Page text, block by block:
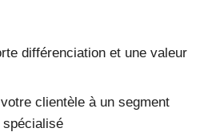
différenciation et une valeur
clientèle à un segment